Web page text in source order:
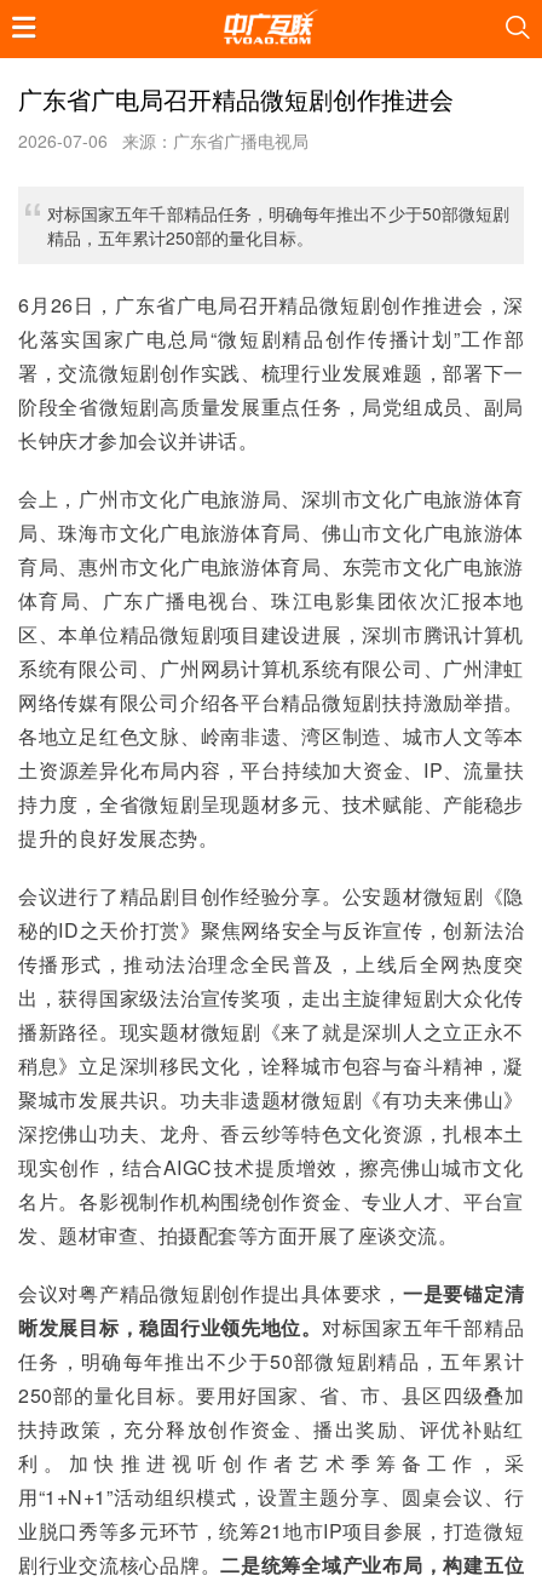
广东省广电局召开精品微短剧创作推进会
2026-07-06 来源：广东省广播电视局
对标国家五年千部精品任务，明确每年推出不少于50部微短剧
精品，五年累计250部的量化目标。
6月26日，广东省广电局召开精品微短剧创作推进会，深
化落实国家广电总局“微短剧精品创作传播计划”工作部
署，交流微短剧创作实践、梳理行业发展难题，部署下一
阶段全省微短剧高质量发展重点任务，局党组成员、副局
长钟庆才参加会议并讲话。
会上，广州市文化广电旅游局、深圳市文化广电旅游体育
局、珠海市文化广电旅游体育局、佛山市文化广电旅游体
育局、惠州市文化广电旅游体育局、东莞市文化广电旅游
体育局、广东广播电视台、珠江电影集团依次汇报本地
区、本单位精品微短剧项目建设进展，深圳市腾讯计算机
系统有限公司、广州网易计算机系统有限公司、广州津虹
网络传媒有限公司介绍各平台精品微短剧扶持激励举措。
各地立足红色文脉、岭南非遗、湾区制造、城市人文等本
土资源差异化布局内容，平台持续加大资金、IP、流量扶
持力度，全省微短剧呈现题材多元、技术赋能、产能稳步
提升的良好发展态势。
会议进行了精品剧目创作经验分享。公安题材微短剧《隐
秘的ID之天价打赏》聚焦网络安全与反诈宣传，创新法治
传播形式，推动法治理念全民普及，上线后全网热度突
出，获得国家级法治宣传奖项，走出主旋律短剧大众化传
播新路径。现实题材微短剧《来了就是深圳人之立正永不
稍息》立足深圳移民文化，诠释城市包容与奋斗精神，凝
聚城市发展共识。功夫非遗题材微短剧《有功夫来佛山》
深挖佛山功夫、龙舟、香云纱等特色文化资源，扎根本土
现实创作，结合AIGC技术提质增效，擦亮佛山城市文化
名片。各影视制作机构围绕创作资金、专业人才、平台宣
发、题材审查、拍摄配套等方面开展了座谈交流。
会议对粤产精品微短剧创作提出具体要求， 一是要锚定清
晰发展目标，稳固行业领先地位。 对标国家五年千部精品
任务，明确每年推出不少于50部微短剧精品，五年累计
250部的量化目标。要用好国家、省、市、县区四级叠加
扶持政策，充分释放创作资金、播出奖励、评优补贴红
利。加快推进视听创作者艺术季筹备工作，采
用“1+N+1”活动组织模式，设置主题分享、圆桌会议、行
业脱口秀等多元环节，统筹21地市IP项目参展，打造微短
剧行业交流核心品牌。二是统筹全域产业布局，构建五位